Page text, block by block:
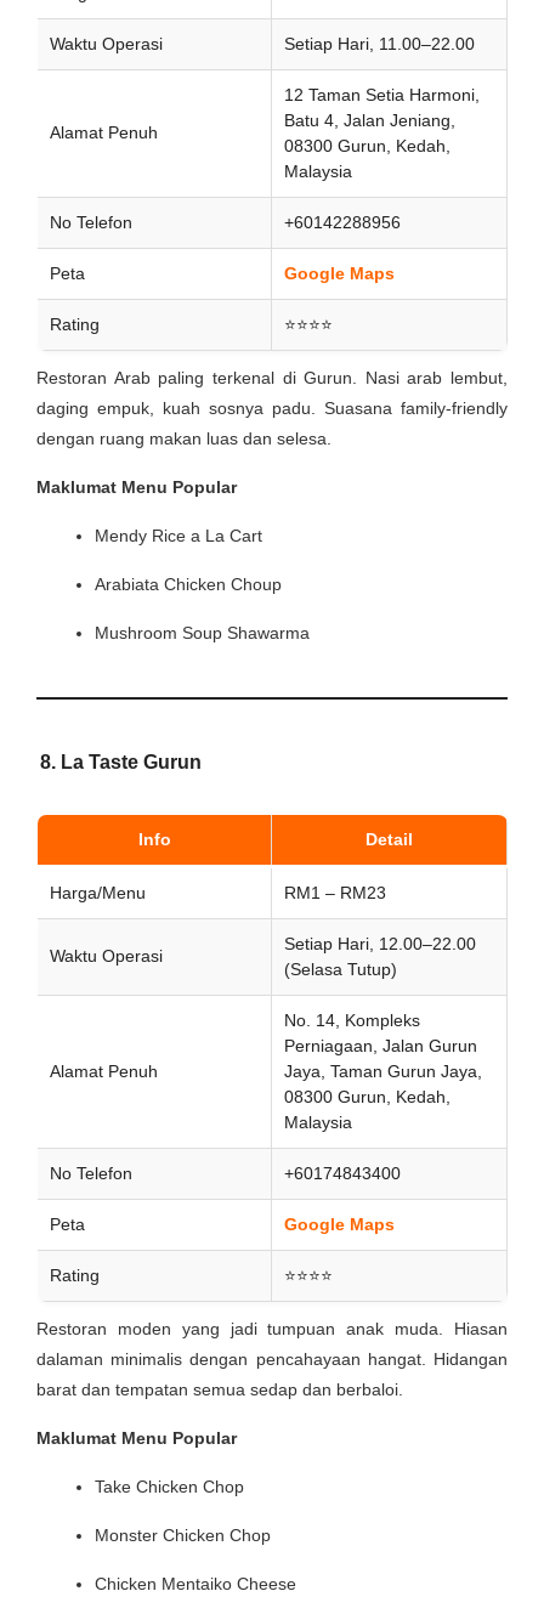
Waktu Operasi Setiap Hari, 11.00–22.00
Alamat Penuh
12 Taman Setia Harmoni,
Batu 4, Jalan Jeniang,
08300 Gurun, Kedah,
Malaysia
No Telefon +60142288956
Peta Google Maps
Rating ⭐⭐⭐⭐
Restoran Arab paling terkenal di Gurun. Nasi arab lembut,
daging empuk, kuah sosnya padu. Suasana family-friendly
dengan ruang makan luas dan selesa.
Maklumat Menu Popular
Mendy Rice a La Cart
Arabiata Chicken Choup
Mushroom Soup Shawarma
8. La Taste Gurun
Info Detail
Harga/Menu RM1 – RM23
Waktu Operasi
Setiap Hari, 12.00–22.00
(Selasa Tutup)
Alamat Penuh
No. 14, Kompleks
Perniagaan, Jalan Gurun
Jaya, Taman Gurun Jaya,
08300 Gurun, Kedah,
Malaysia
No Telefon +60174843400
Peta Google Maps
Rating ⭐⭐⭐⭐
Restoran moden yang jadi tumpuan anak muda. Hiasan
dalaman minimalis dengan pencahayaan hangat. Hidangan
barat dan tempatan semua sedap dan berbaloi.
Maklumat Menu Popular
Take Chicken Chop
Monster Chicken Chop
Chicken Mentaiko Cheese